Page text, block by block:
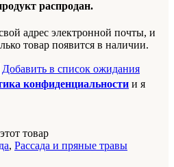
распродан.
адрес электронной почты, и
товар появится в наличии.
Добавить в список ожидания
конфиденциальности и я
товар
, Рассада и пряные травы